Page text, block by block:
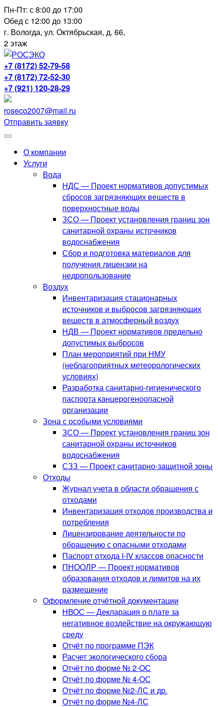
Перейти
к
содержимому
Пн-Пт: с 8:00 до 17:00
Обед с 12:00 до 13:00
г. Вологда, ул. Октябрьская, д. 66,
2 этаж
+7 (8172) 52-79-58
+7 (8172) 72-52-30
+7 (921) 120-28-29
roseco2007@mail.ru
Отправить заявку
О компании
Услуги
Вода
НДС — Проект нормативов допустимых
сбросов загрязняющих веществ в
поверхностные воды
ЗСО — Проект установления границ зон
санитарной охраны источников
водоснабжения
Сбор и подготовка материалов для
получения лицензии на
недропользование
Воздух
Инвентаризация стационарных
источников и выбросов загрязняющих
веществ в атмосферный воздух
НДВ — Проект нормативов предельно
допустимых выбросов
План мероприятий при НМУ
(неблагоприятных метеорологических
условиях)
Разработка санитарно-гигиенического
паспорта канцерогеноопасной
организации
Зона с особыми условиями
ЗСО — Проект установления границ зон
санитарной охраны источников
водоснабжения
СЗЗ — Проект санитарно-защитной зоны
Отходы
Журнал учета в области обращения с
отходами
Инвентаризация отходов производства и
потребления
Лицензирование деятельности по
обращению с опасными отходами
Паспорт отхода I-IV классов опасности
ПНООЛР — Проект нормативов
образования отходов и лимитов на их
размещение
Оформление отчётной документации
НВОС — Декларация о плате за
негативное воздействие на окружающую
среду
Отчёт по программе ПЭК
Расчет экологического сбора
Отчёт по форме № 2-ОС
Отчёт по форме № 4-ОС
Отчёт по форме №2-ЛС и др.
Отчёт по форме №4-ЛС